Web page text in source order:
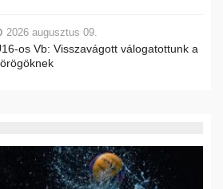
2026 augusztus 09.
os Vb: Visszavágott válogatottunk a